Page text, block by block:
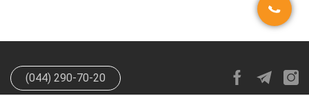
(044) 290-70-20